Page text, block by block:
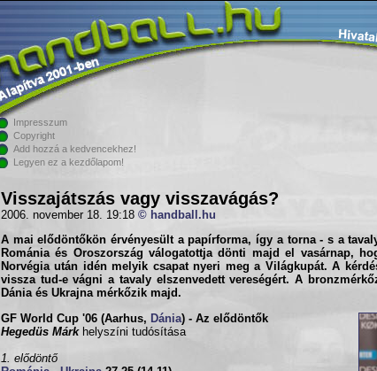
Impresszum
Copyright
Add hozzá a kedvencekhez!
Legyen ez a kezdőlapom!
Visszajátszás vagy visszavágás?
2006. november 18. 19:18 © handball.hu
A mai elődöntőkön érvényesült a papírforma, így a torna - s a
Romániaés Oroszország válogatottja dönti majd el vasárnap,
Norvégia után idén melyik csapat nyeri meg a Világkupát. A
vissza tud-e vágni a tavaly elszenvedett vereségért. A
Dánia és Ukrajna mérkőzik majd.
GF World Cup '06 (Aarhus, Dánia) - Az elődöntők
Hegedüs Márkhelyszíni tudósítása
1. elődöntő